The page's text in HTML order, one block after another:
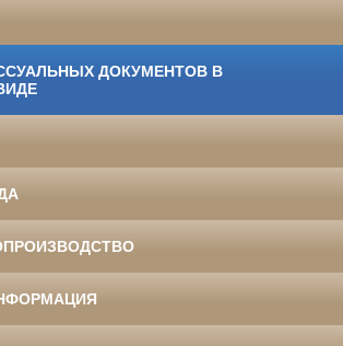
ДОКУМЕНТОВ В